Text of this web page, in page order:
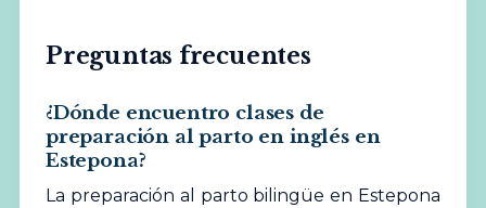
Preguntas frecuentes
¿Dónde encuentro clases de
preparación al parto en inglés en
Estepona?
La preparación al parto bilingüe en Estepona